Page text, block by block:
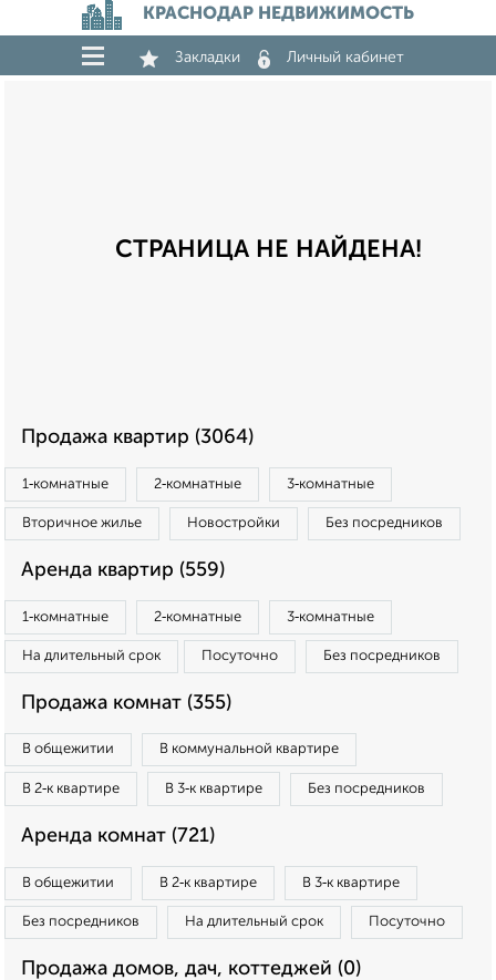
КРАСНОДАР НЕДВИЖИМОСТЬ
Закладки Личный кабинет
СТРАНИЦА НЕ НАЙДЕНА!
Продажа квартир (3064)
1‑комнатные 2‑комнатные 3‑комнатные
Вторичное жилье Новостройки Без посредников
Аренда квартир (559)
1‑комнатные 2‑комнатные 3‑комнатные
На длительный срок Посуточно Без посредников
Продажа комнат (355)
В общежитии В коммунальной квартире
В 2‑к квартире В 3‑к квартире Без посредников
Аренда комнат (721)
В общежитии В 2‑к квартире В 3‑к квартире
Без посредников На длительный срок Посуточно
Продажа домов, дач, коттеджей (0)